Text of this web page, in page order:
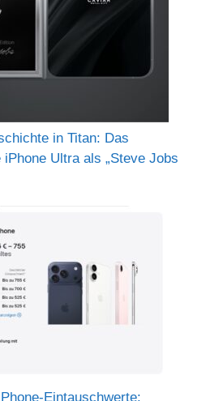
in Titan: Das
Ultra als „Steve Jobs
Eintauschwerte: